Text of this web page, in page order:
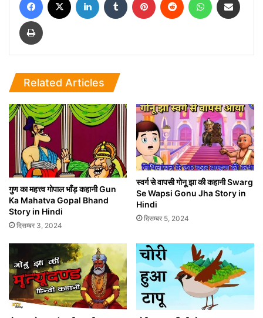
Print
Related Articles
गुण का महत्त्व गोपाल भाँड़ कहानी Gun
Ka Mahatva Gopal Bhand
Story in Hindi
दिसम्बर 3, 2024
स्वर्ग से वापसी गोनू झा की कहानी Swarg
Se Wapsi Gonu Jha Story in
Hindi
दिसम्बर 5, 2024